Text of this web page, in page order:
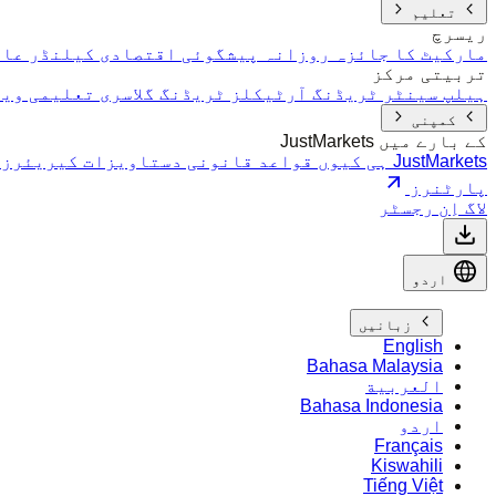
تعلیم
ریسرچ
مارکیٹ کا جائزہ
روزانہ پیشگوئی اقتصادی کیلنڈر
تربیتی مرکز
ہیلپ سینٹر
ٹریڈنگ آرٹیکلز ٹریڈنگ گلاسری تعلیمی
کمپنی
کے بارے میں JustMarkets
JustMarkets ہی کیوں
قواعد قانونی دستاویزات کیریئرز
پارٹنرز
لاگ اِن رجسٹر
اردو
زبانیں
English
Bahasa Malaysia
العربية
Bahasa Indonesia
اردو
Français
Kiswahili
Tiếng Việt